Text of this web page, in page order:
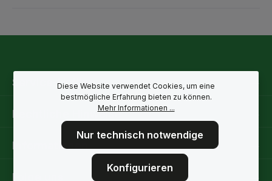
Service-Hotline
Rechtliche Hinweise
Informationen
Folge uns
Diese Website verwendet Cookies, um eine
bestmögliche Erfahrung bieten zu können.
Mehr Informationen ...
Nur technisch notwendige
Konfigurieren